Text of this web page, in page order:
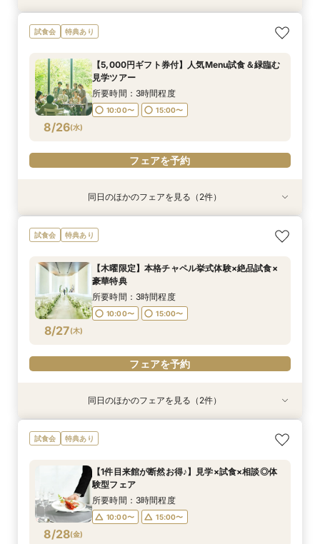
8/24(月)
オンライン相談会
11:00〜 15:00〜
8/24(月)
【2件目来館もお得】試食×見学しっかり体験♪特
典付フェア
10:00〜
試食会 特典あり
8/26(水)
【5,000円ギフト券付】人気Menu試食＆緑臨む
見学ツアー
所要時間：3時間程度
10:00〜 15:00〜
フェアを予約
8/26(水)
オンライン相談会
11:00〜 15:00〜
特典あり
8/26(水)
【2件目来館もお得】試食×見学しっかり体験♪特
典付フェア
10:00〜
同日のほかのフェアを見る（2件）
試食会 特典あり
8/27(木)
【木曜限定】本格チャペル挙式体験×絶品試食×
豪華特典
所要時間：3時間程度
10:00〜 15:00〜
フェアを予約
8/27(木)
オンライン相談会
11:00〜 15:00〜
特典あり
8/27(木)
【2件目来館もお得】試食×見学しっかり体験♪特
典付フェア
10:00〜
同日のほかのフェアを見る（2件）
試食会 特典あり
8/28(金)
【1件目来館が断然お得♪】見学×試食×相談◎体
験型フェア
所要時間：3時間程度
10:00〜 15:00〜